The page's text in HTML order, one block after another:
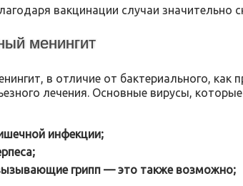
вакцинации случаи значительно
менингит
в отличие от бактериального, как
лечения. Основные вирусы,
инфекции;
грипп — это также возможно;